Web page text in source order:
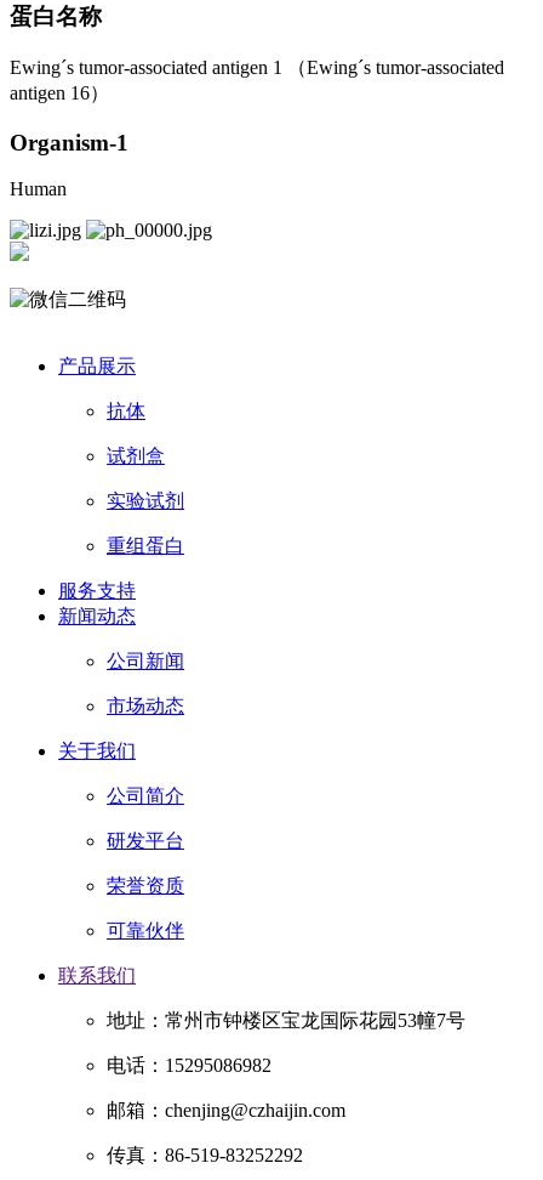
蛋白名称
Ewing´s tumor-associated antigen 1 （Ewing´s tumor-associated
antigen 16）
Organism-1
Human
产品展示
抗体
试剂盒
实验试剂
重组蛋白
服务支持
新闻动态
公司新闻
市场动态
关于我们
公司简介
研发平台
荣誉资质
可靠伙伴
联系我们
地址：常州市钟楼区宝龙国际花园53幢7号
电话：15295086982
邮箱：chenjing@czhaijin.com
传真：86-519-83252292